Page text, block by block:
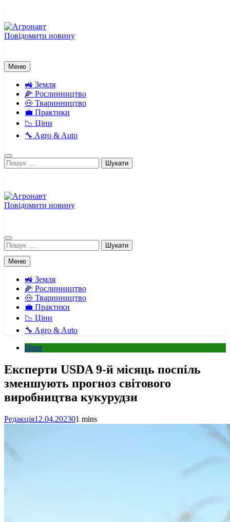
вмісту
Повідомити новину
Меню
🚜 Земля
🌽 Рослинництво
🐽 Тваринництво
💼 Практики
📉 Ціни
🔧 Agro & Auto
Пошук:
Повідомити новину
Пошук:
Меню
🚜 Земля
🌽 Рослинництво
🐽 Тваринництво
💼 Практики
📉 Ціни
🔧 Agro & Auto
Ціни
Експерти USDA 9-й місяць поспіль
зменшують прогноз світового
виробництва кукурудзи
Редакція12.04.202301 mins